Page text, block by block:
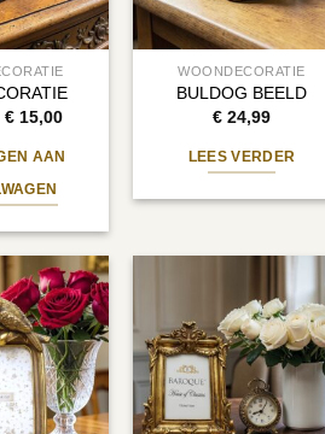
Oorspronkelijke
was:
€ 19,99.
€ 15,00Huidige
is:
€ 15,00.
AAN
WOONDECORATIE
BULDOG BEELD
€ 24,99
LEES VERDER